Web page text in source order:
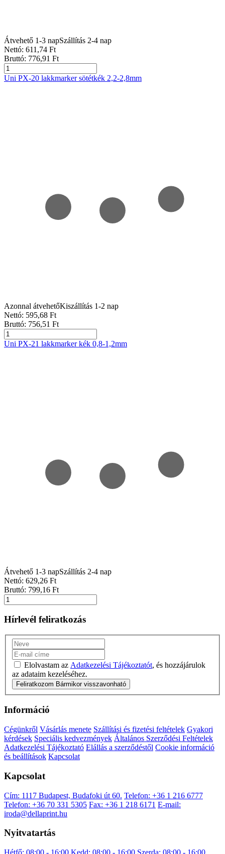
Átvehető 1-3 napSzállítás 2-4 nap
Nettó: 611 ,74 Ft
Bruttó: 776,91 Ft
Uni PX-20 lakkmarker sötétkék 2,2-2,8mm
Azonnal átvehetőKiszállítás 1-2 nap
Nettó: 595,68 Ft
Bruttó: 756,51 Ft
Uni PX-21 lakkmarker kék 0,8-1,2mm
Átvehető 1-3 napSzállítás 2-4 nap
Nettó: 629,26 Ft
Bruttó: 799,16 Ft
Hírlevél feliratkozás
Elolvastam az Adatkezelési Tájékoztatót, és hozzájárulok
az adataim kezeléséhez.
Feliratkozom Bármikor visszavonható
Információ
Cégünkről Vásárlás menete Szállítási és fizetési feltételek Gyakori
kérdések Speciális kedvezmények Általános Szerződési Feltételek
Adatkezelési Tájékoztató Elállás a szerződéstől Cookie információ
és beállítások Kapcsolat
Kapcsolat
Cím: 1117 Budapest, Budafoki út 60. Telefon: +36 1 216 6777
Telefon: +36 70 331 5305 Fax: +36 1 218 6171 E-mail:
iroda@dellaprint.hu
Nyitvatartás
Hétfő: 08:00 - 16:00 Kedd: 08:00 - 16:00 Szerda: 08:00 - 16:00